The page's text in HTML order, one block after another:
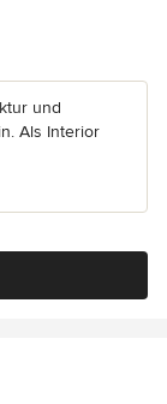
und
Als Interior